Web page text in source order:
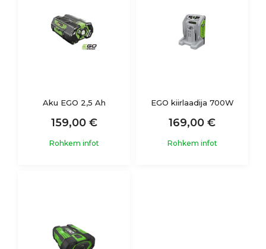
Aku EGO 2,5 Ah
159,00 €
Rohkem infot
EGO kiirlaadija 700W
169,00 €
Rohkem infot